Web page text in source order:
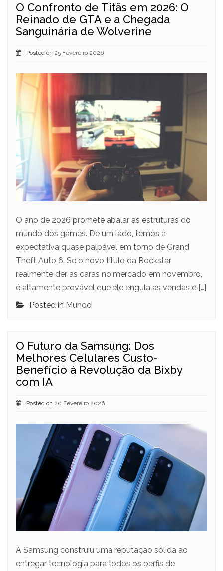
O Confronto de Titãs em 2026: O
Reinado de GTA e a Chegada
Sanguinária de Wolverine
Posted on 25 Fevereiro 2026
O ano de 2026 promete abalar as estruturas do
mundo dos games. De um lado, temos a
expectativa quase palpável em torno de Grand
Theft Auto 6. Se o novo título da Rockstar
realmente der as caras no mercado em novembro,
é altamente provável que ele engula as vendas e […]
Posted in Mundo
O Futuro da Samsung: Dos
Melhores Celulares Custo-
Benefício à Revolução da Bixby
com IA
Posted on 20 Fevereiro 2026
A Samsung construiu uma reputação sólida ao
entregar tecnologia para todos os perfis de